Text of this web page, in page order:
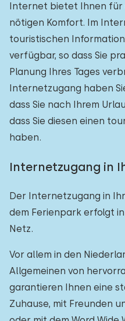
Internet bietet Ihnen für
nötigen Komfort. Im
touristischen
verfügbar, so dass Sie
Planung Ihres Tages
Internetzugang haben
dass Sie nach Ihrem
dass Sie diesen einen
haben.
Internetzugang in
Der Internetzugang in
dem Ferienpark erfolgt
Netz.
Vor allem in den
Allgemeinen von
garantieren Ihnen eine
Zuhause, mit Freunden